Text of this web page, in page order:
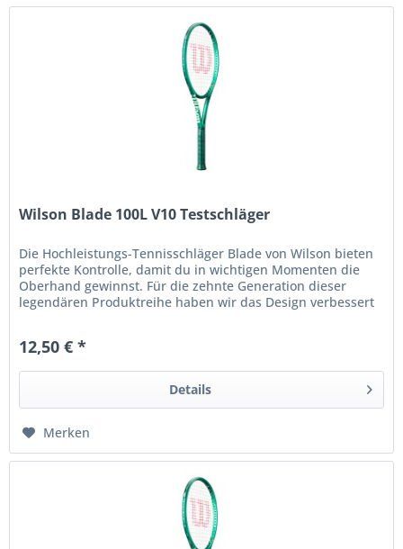
Wilson Blade 100L V10 Testschläger
Die Hochleistungs-Tennisschläger Blade von Wilson bieten
perfekte Kontrolle, damit du in wichtigen Momenten die
Oberhand gewinnst. Für die zehnte Generation dieser
legendären Produktreihe haben wir das Design verbessert
12,50 € *
Details
Merken